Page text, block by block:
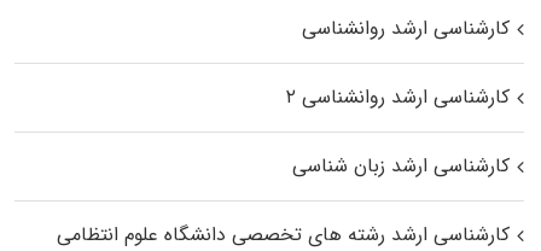
کارشناسی ارشد روانشناسی
کارشناسی ارشد روانشناسی ۲
کارشناسی ارشد زبان شناسی
کارشناسی ارشد رﺷﺘﻪ ﻫﺎی تخصصی داﻧﺸﮕﺎه ﻋﻠﻮم انتظامی